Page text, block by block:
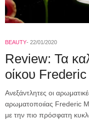
BEAUTY 22/01/2020
Review: Τα
οίκου
Ανεξάντλητες οι
αρωματοποιίας Frederic
με την πιο πρόσφατη